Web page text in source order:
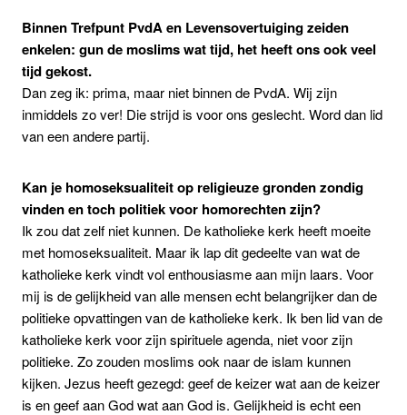
Binnen Trefpunt PvdA en Levensovertuiging zeiden
enkelen: gun de moslims wat tijd, het heeft ons ook veel
tijd gekost.
Dan zeg ik: prima, maar niet binnen de PvdA. Wij zijn
inmiddels zo ver! Die strijd is voor ons geslecht. Word dan lid
van een andere partij.
Kan je homoseksualiteit op religieuze gronden zondig
vinden en toch politiek voor homorechten zijn?
Ik zou dat zelf niet kunnen. De katholieke kerk heeft moeite
met homoseksualiteit. Maar ik lap dit gedeelte van wat de
katholieke kerk vindt vol enthousiasme aan mijn laars. Voor
mij is de gelijkheid van alle mensen echt belangrijker dan de
politieke opvattingen van de katholieke kerk. Ik ben lid van de
katholieke kerk voor zijn spirituele agenda, niet voor zijn
politieke. Zo zouden moslims ook naar de islam kunnen
kijken. Jezus heeft gezegd: geef de keizer wat aan de keizer
is en geef aan God wat aan God is. Gelijkheid is echt een